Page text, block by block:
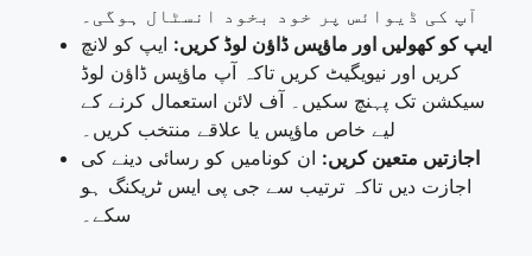
آپ کی ڈیوائس پر خود بخود انسٹال ہوگی۔
ایپ کو کھولیں اور ماؤپس ڈاؤن لوڈ کریں: ایپ کو لانچ
کریں اور نیویگیٹ کریں تاکہ آپ ماؤپس ڈاؤن لوڈ
سیکشن تک پہنچ سکیں۔ آف لائن استعمال کرنے کے
لیے خاص ماؤپس یا علاقے منتخب کریں۔
اجازتیں متعین کریں: ان کونامیں کو رسائی دینے کی
اجازت دیں تاکہ ترتیب سے جی پی ایس ٹریکنگ ہو
سکے۔